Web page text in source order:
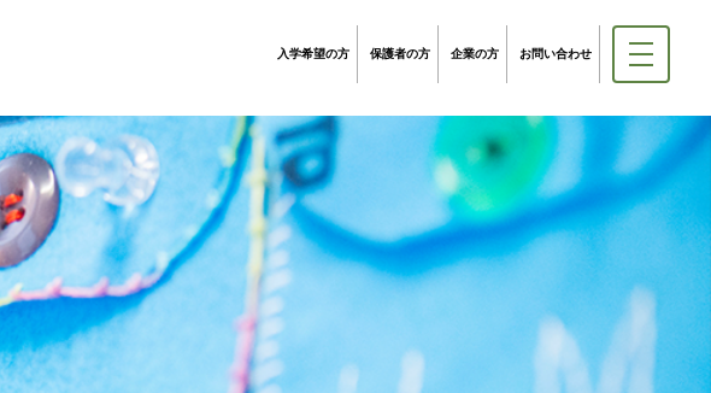
入学希望の方 保護者の方 企業の方 お問い合わせ